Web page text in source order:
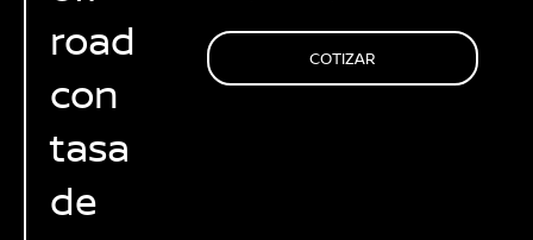
road
con
tasa
de
COTIZAR